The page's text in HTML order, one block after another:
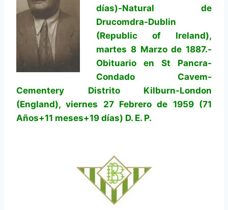
días)-Natural de
Drucomdra-Dublin
(Republic of Ireland),
martes 8 Marzo de 1887.-
Obituario en St Pancra-
Condado Cavem-
Cementery Distrito Kilburn-London
(England), viernes 27 Febrero de 1959 (71
Años+11 meses+19 días) D. E. P.